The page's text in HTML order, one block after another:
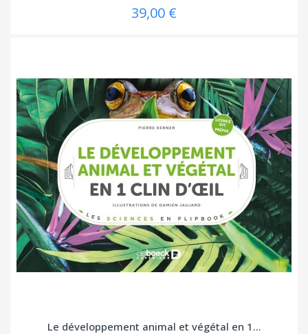
39,00 €
Le développement animal et végétal en 1...